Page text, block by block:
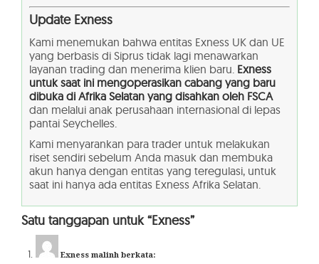
Update Exness
Kami menemukan bahwa entitas Exness UK dan UE
yang berbasis di Siprus tidak lagi menawarkan
layanan trading dan menerima klien baru. Exness
untuk saat ini mengoperasikan cabang yang baru
dibuka di Afrika Selatan yang disahkan oleh FSCA
dan melalui anak perusahaan internasional di lepas
pantai Seychelles.
Kami menyarankan para trader untuk melakukan
riset sendiri sebelum Anda masuk dan membuka
akun hanya dengan entitas yang teregulasi, untuk
saat ini hanya ada entitas Exness Afrika Selatan.
Satu tanggapan untuk “Exness”
Exness malinh berkata: